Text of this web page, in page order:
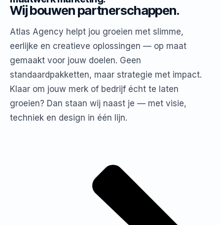
Wij bouwen partnerschappen.
Atlas Agency helpt jou groeien met slimme,
eerlijke en creatieve oplossingen — op maat
gemaakt voor jouw doelen. Geen
standaardpakketten, maar strategie met impact.
Klaar om jouw merk of bedrijf écht te laten
groeien? Dan staan wij naast je — met visie,
techniek en design in één lijn.